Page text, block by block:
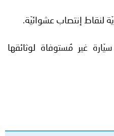
- حجز 11 درّاج, ناريّة و01 سيّارة غير مُستوفاة لوثائقها